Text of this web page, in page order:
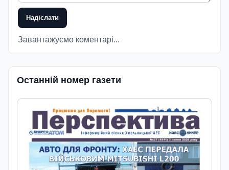
Надіслати
Завантажуємо коментарі...
Останній номер газети